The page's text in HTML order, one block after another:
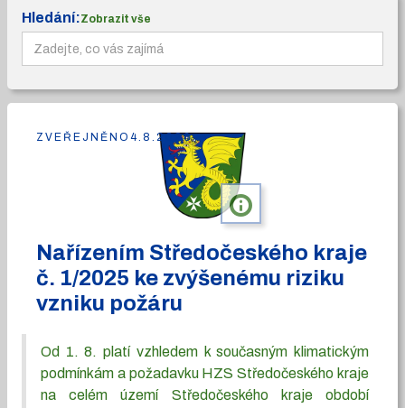
Hledání:Zobrazit vše
info
Nařízením Středočeského kraje
č. 1/2025 ke zvýšenému riziku
vzniku požáru
Od 1. 8. platí vzhledem k současným klimatickým
podmínkám a požadavku HZS Středočeského kraje
na celém území Středočeského kraje období
ZVEŘEJNĚNO 4.8.2026